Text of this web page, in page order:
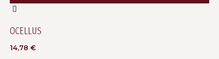
OCELLUS
14,78 €